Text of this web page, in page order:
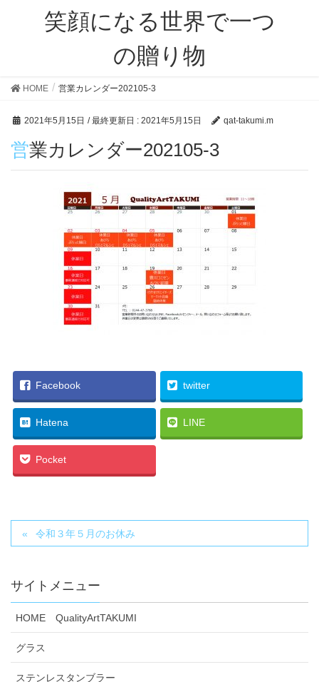
笑顔になる世界で一つ
の贈り物
HOME 営業カレンダー202105-3
2021年5月15日 / 最終更新日 : 2021年5月15日 qat-takumi.m
営業カレンダー202105-3
Facebook twitter
Hatena LINE
Pocket
令和３年５月のお休み
サイトメニュー
HOME QualityArtTAKUMI
グラス
ステンレスタンブラー